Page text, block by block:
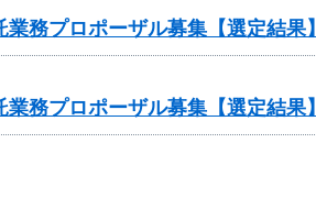
務プロポーザル募集【選定結果】
務プロポーザル募集【選定結果】